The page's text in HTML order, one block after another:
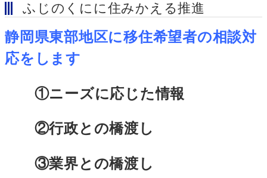
ふじのくにに住みかえる推進
静岡県東部地区に移住希望者の相談対
応をします
①ニーズに応じた情報
②行政との橋渡し
③業界との橋渡し